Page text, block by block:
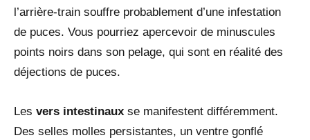
l’arrière-train souffre probablement d’une infestation
de puces. Vous pourriez apercevoir de minuscules
points noirs dans son pelage, qui sont en réalité des
déjections de puces.
Les vers intestinaux se manifestent différemment.
Des selles molles persistantes, un ventre gonflé